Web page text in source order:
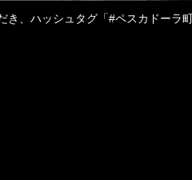
、ハッシュタグ「#ペスカドーラ